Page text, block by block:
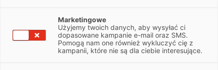
Obsługiwane marki:
Toyota
Marketingowe
Użyjemy twoich danych, aby wysyłać ci
dopasowane kampanie e-mail oraz SMS.
Pomogą nam one również wykluczyć cię z
kampanii, które nie są dla ciebie interesujące.